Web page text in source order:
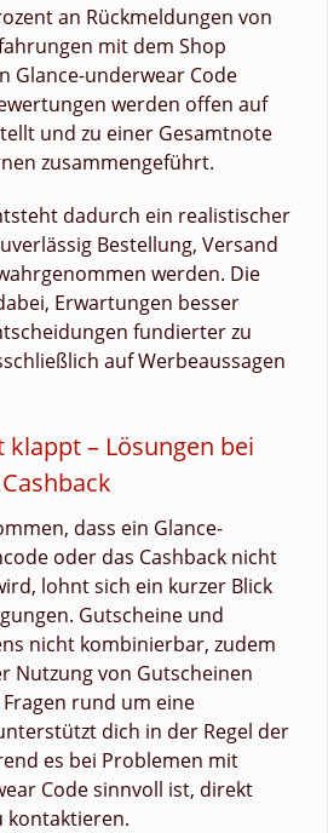
an Rückmeldungen von
mit dem Shop
Glance-underwear Code
werden offen auf
und zu einer Gesamtnote
zusammengeführt.
dadurch ein realistischer
Bestellung, Versand
werden. Die
Erwartungen besser
fundierter zu
auf Werbeaussagen
– Lösungen bei
dass ein Glance-
oder das Cashback nicht
lohnt sich ein kurzer Blick
Gutscheine und
nicht kombinierbar, zudem
Nutzung von Gutscheinen
rund um eine
dich in der Regel der
es bei Problemen mit
Code sinnvoll ist, direkt
kontaktieren.